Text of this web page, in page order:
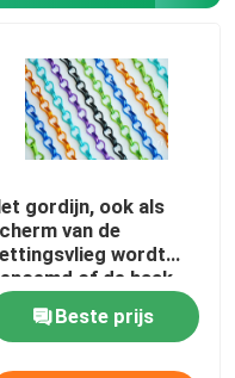
gordijn, ook als
van de
wordt
of de haak
de
ketent gordijn,
Beste prijs